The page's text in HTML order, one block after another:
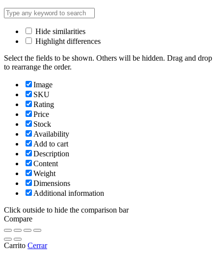
Hide similarities
Highlight differences
Select the fields to be shown. Others will be hidden. Drag and drop
to rearrange the order.
Image
SKU
Rating
Price
Stock
Availability
Add to cart
Description
Content
Weight
Dimensions
Additional information
Click outside to hide the comparison bar
Compare
Carrito Cerrar